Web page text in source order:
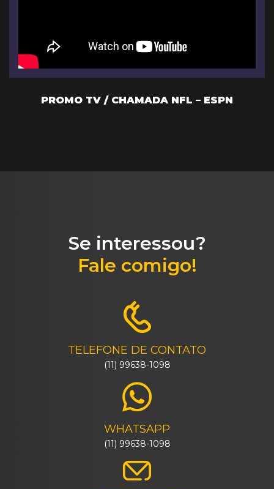
PROMO TV / CHAMADA NFL – ESPN
Se interessou?
Fale comigo!
TELEFONE DE CONTATO
(11) 99638-1098
WHATSAPP
(11) 99638-1098